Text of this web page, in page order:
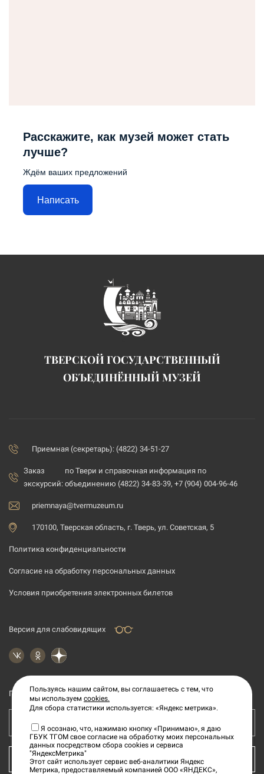
Расскажите, как музей может стать
лучше?
Ждём ваших предложений
Написать
ТВЕРСКОЙ ГОСУДАРСТВЕННЫЙ
ОБЪЕДИНЁННЫЙ МУЗЕЙ
Приемная (секретарь): (4822) 34-51-27
Заказ
экскурсий:
по Твери и справочная информация по
объединению (4822) 34-83-39, +7 (904) 004-96-46
priemnaya@tvermuzeum.ru
170100, Тверская область, г. Тверь, ул. Советская, 5
Политика конфиденциальности
Согласие на обработку персональных данных
Условия приобретения электронных билетов
Версия для слабовидящих
Подпишитесь на рассылку новостей
Ваш e-mail адрес
КУПИТЬ БИЛЕТ
Пользуясь нашим сайтом, вы соглашаетесь с тем, что
мы используем cookies.
Для сбора статистики используется: «Яндекс метрика».
Я осознаю, что, нажимаю кнопку «Принимаю», я даю
ГБУК ТГОМ свое согласие на обработку моих персональных
данных посредством сбора cookies и сервиса
"ЯндексМетрика"
Этот сайт использует сервис веб-аналитики Яндекс
Метрика, предоставляемый компанией ООО «ЯНДЕКС»,